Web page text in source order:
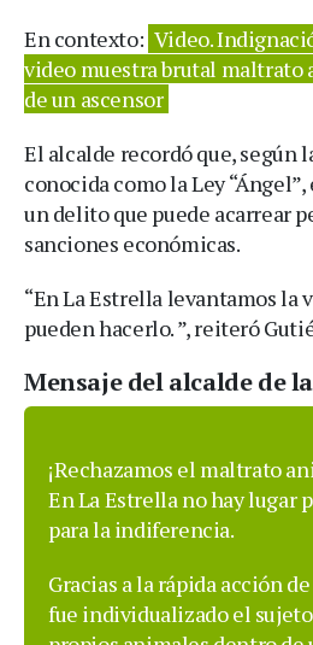
En contexto: Video.
video muestra brutal maltrato
de un ascensor
El alcalde recordó que, según
conocida como la Ley
un delito que puede acarrear
sanciones económicas.
“En La Estrella levantamos la
pueden hacerlo. ”, reiteró
Mensaje del alcalde de
¡Rechazamos el maltrato
En La Estrella no hay lugar
para la indiferencia.
Gracias a la rápida acción
fue individualizado el sujeto